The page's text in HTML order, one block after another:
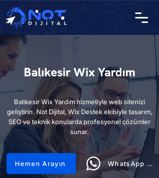
Balıkesir Wix Yardım
Balıkesir Wix Yardım hizmetiyle web sitenizi
geliştirin. Not Dijital, Wix Destek ekibiyle tasarım,
SEO ve teknik konularda profesyonel çözümler
sunar.
Hemen Arayın WhatsApp Hattı